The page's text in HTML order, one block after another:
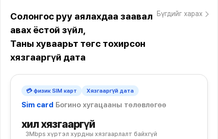
Солонгос руу аялахдаа заавал
авах ёстой зүйл,
Таны хуваарьт төгс тохирсон
хязгааргүй дата
Бүгдийг харах
💳 физик SIM карт Хязгааргүй дата
Sim card Богино хугацааны төлөвлөгөө
хил хязгааргүй
3Mbps хүртэл хурдны хязгаарлалт байхгүй